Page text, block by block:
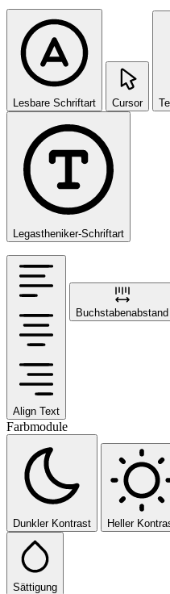
Lesbare Schriftart Cursor
Legastheniker-Schriftart
Align Text
Buchstabenabstand
Farbmodule
Dunkler Kontrast Heller
Sättigung